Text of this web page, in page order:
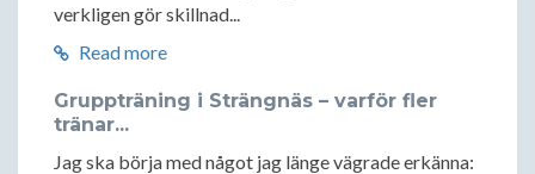
verkligen gör skillnad...
Read more
Gruppträning i Strängnäs – varför fler
tränar...
Jag ska börja med något jag länge vägrade erkänna: